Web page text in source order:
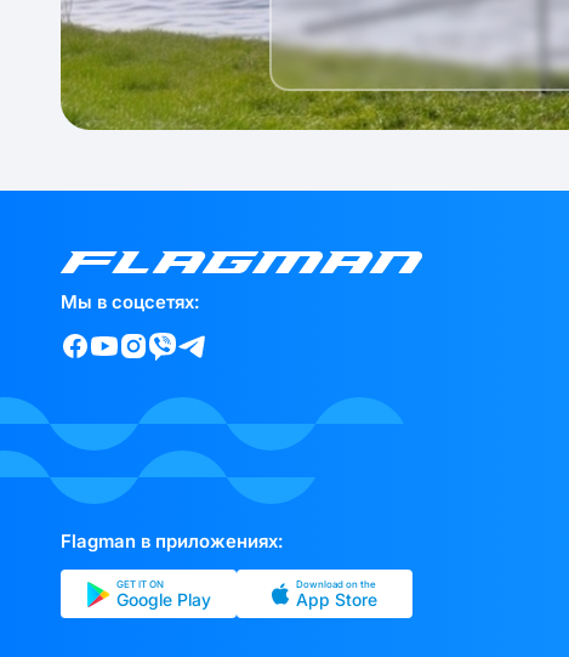
Мы в соцсетях:
Flagman в приложениях:
GET IT ON
Google Play
Download on the
App Store